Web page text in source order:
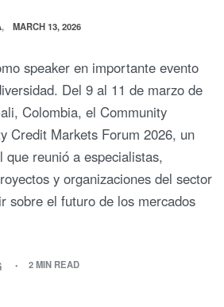
MARCH 13, 2026
speaker en importante evento
Del 9 al 11 de marzo de
Colombia, el Community
Credit Markets Forum 2026, un
que reunió a especialistas,
y organizaciones del sector
sobre el futuro de los mercados
2 MIN READ